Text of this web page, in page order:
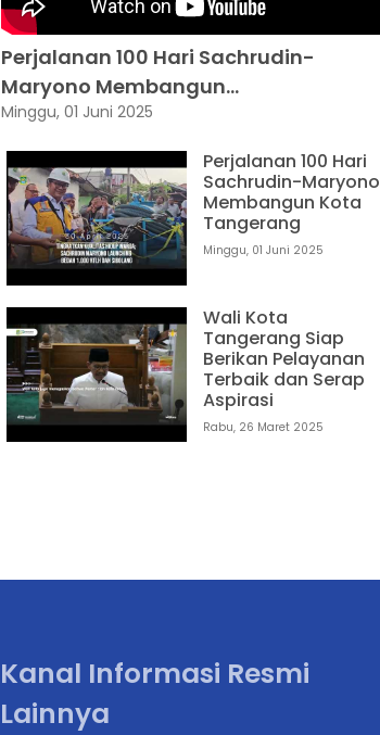
Perjalanan 100 Hari Sachrudin-
Maryono Membangun...
Minggu, 01 Juni 2025
Perjalanan 100 Hari
Sachrudin-Maryono
Membangun Kota
Tangerang
Minggu, 01 Juni 2025
Wali Kota
Tangerang Siap
Berikan Pelayanan
Terbaik dan Serap
Aspirasi
Rabu, 26 Maret 2025
Kanal Informasi Resmi
Lainnya